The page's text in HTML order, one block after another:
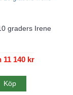
graders Irene
11 140 kr
Köp